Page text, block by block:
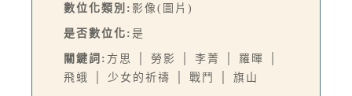
數位化類別: 影像(圖片)
是否數位化: 是
關鍵詞: 方思 │ 勞影 │ 李菁 │ 羅暉 │
飛蛾 │ 少女的祈禱 │ 戰鬥 │ 旗山